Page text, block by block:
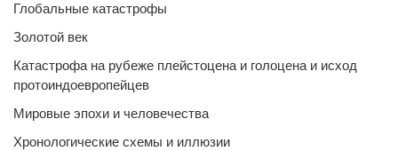
Глобальные катастрофы
Золотой век
Катастрофа на рубеже плейстоцена и голоцена и исход
протоиндоевропейцев
Мировые эпохи и человечества
Хронологические схемы и иллюзии